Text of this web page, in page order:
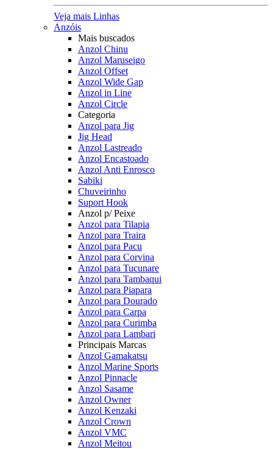
Veja mais Linhas
Anzóis
Mais buscados
Anzol Chinu
Anzol Maruseigo
Anzol Offset
Anzol Wide Gap
Anzol in Line
Anzol Circle
Categoria
Anzol para Jig
Jig Head
Anzol Lastreado
Anzol Encastoado
Anzol Anti Enrosco
Sabiki
Chuveirinho
Suport Hook
Anzol p/ Peixe
Anzol para Tilapia
Anzol para Traira
Anzol para Pacu
Anzol para Corvina
Anzol para Tucunare
Anzol para Tambaqui
Anzol para Piapara
Anzol para Dourado
Anzol para Carpa
Anzol para Curimba
Anzol para Lambari
Principais Marcas
Anzol Gamakatsu
Anzol Marine Sports
Anzol Pinnacle
Anzol Sasame
Anzol Owner
Anzol Kenzaki
Anzol Crown
Anzol VMC
Anzol Meitou